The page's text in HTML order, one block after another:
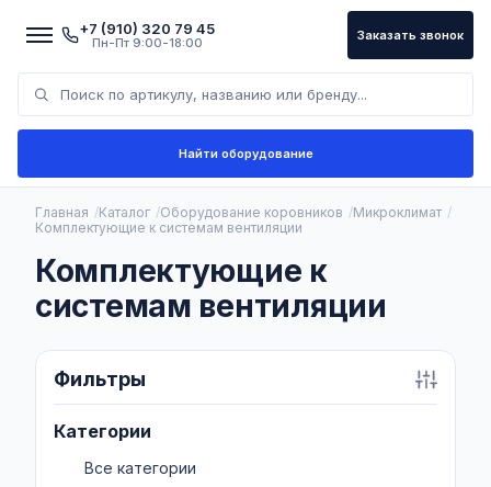
+7 (910) 320 79 45
Пн-Пт 9:00-18:00 Заказать звонок
Найти оборудование
Главная Каталог Оборудование коровников
Микроклимат
Комплектующие к системам вентиляции
Комплектующие к
системам вентиляции
Фильтры
Категории
Все категории